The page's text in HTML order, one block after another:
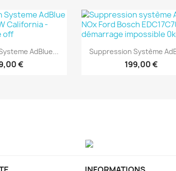
rapideAdBlue...
€
Aperçu rapide
Suppression Système
199,00 €